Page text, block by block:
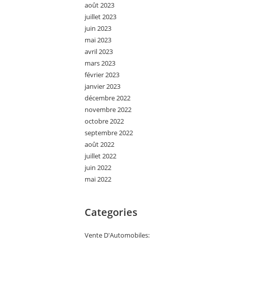
août 2023
juillet 2023
juin 2023
mai 2023
avril 2023
mars 2023
février 2023
janvier 2023
décembre 2022
novembre 2022
octobre 2022
septembre 2022
août 2022
juillet 2022
juin 2022
mai 2022
Categories
Vente D'Automobiles: